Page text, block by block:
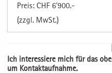
Preis: CHF 6'900.-
(zzgl. MwSt.)
Ich interessiere mich für das
um Kontaktaufnahme.